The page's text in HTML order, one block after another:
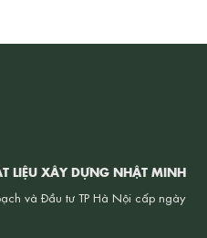
LIỆU XÂY DỰNG NHẬT MINH
và Đầu tư TP Hà Nội cấp ngày